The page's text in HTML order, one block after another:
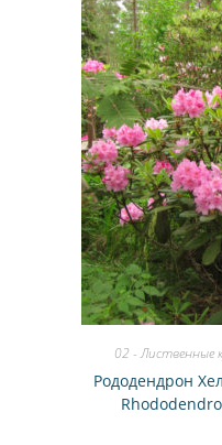
02 - Лиственные
Рододендрон